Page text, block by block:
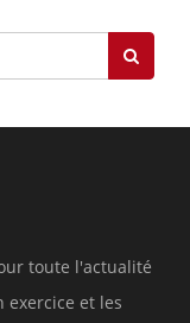
toute l'actualité
exercice et les